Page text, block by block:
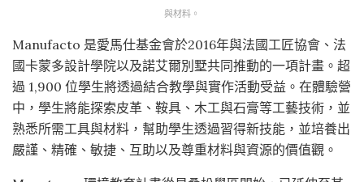
與材料。
Manufacto 是愛馬仕基金會於2016年與法國工匠協會、法
國卡蒙多設計學院以及諾艾爾別墅共同推動的一項計畫。超
過 1,900 位學生將透過結合教學與實作活動受益。在體驗營
中，學生將能探索皮革、鞍具、木工與石膏等工藝技術，並
熟悉所需工具與材料，幫助學生透過習得新技能，並培養出
嚴謹、精確、敏捷、互助以及尊重材料與資源的價值觀。